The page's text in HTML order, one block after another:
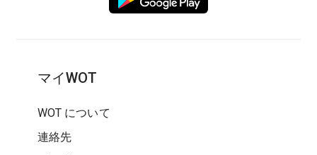
マイWOT
WOT について
連絡先